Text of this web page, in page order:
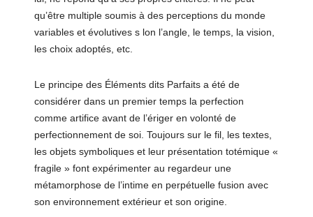
qu’être multiple soumis à des perceptions du monde
variables et évolutives s lon l’angle, le temps, la vision,
les choix adoptés, etc.
Le principe des Éléments dits Parfaits a été de
considérer dans un premier temps la perfection
comme artifice avant de l’ériger en volonté de
perfectionnement de soi. Toujours sur le fil, les textes,
les objets symboliques et leur présentation totémique «
fragile » font expérimenter au regardeur une
métamorphose de l’intime en perpétuelle fusion avec
son environnement extérieur et son origine.